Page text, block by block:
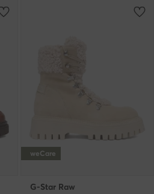
weCare
G-Star Raw